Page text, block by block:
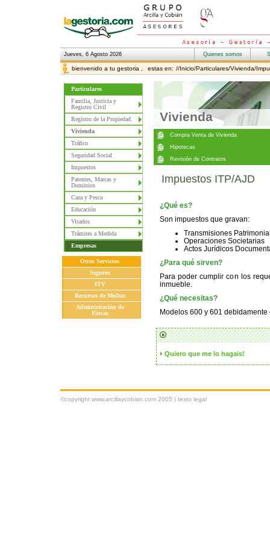
Jueves, 6 Agosto 2026
bienvenido a tu gestoria , estas en: //Inicio/Particulares/Vivienda/
Particulares
Familia, Justicia y
Registro Civil
Registro de la Propiedad.
Vivienda
Tráfico
Seguridad Social
Impuestos
Patentes, Marcas y
Dominios
Caza y Pesca
Educación
Visados
Trámites a Medida
Empresas
Otros Servicios
Seguros
ITV
Recursos de Multas
Administración de
Fincas
Vivienda
Impuestos ITP/AJD
¿Qué es?
Son impuestos que gravan:
Transmisiones
Operaciones Societarias
Actos Jurídicos
¿Para qué sirven?
Para poder cumplir con los
inmueble.
¿Qué necesitas?
Modelos 600 y 601 debidamente
Quiero que me lo hagais!
©copyright www.arcillaycobian.com 2005 | texto legal